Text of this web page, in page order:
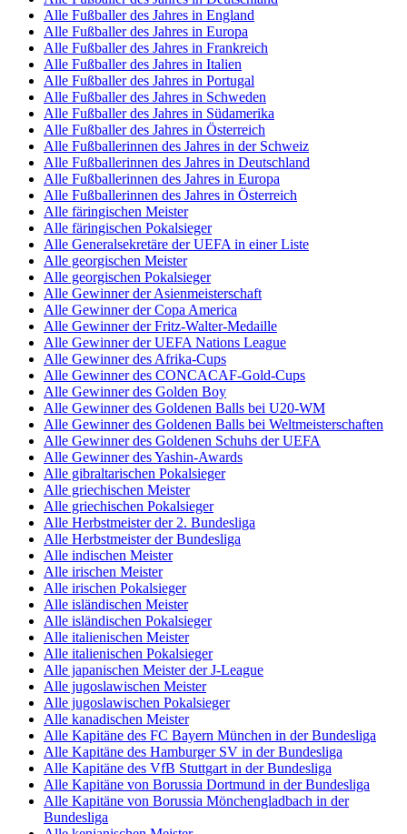
Alle Fußballer des Jahres in England
Alle Fußballer des Jahres in Europa
Alle Fußballer des Jahres in Frankreich
Alle Fußballer des Jahres in Italien
Alle Fußballer des Jahres in Portugal
Alle Fußballer des Jahres in Schweden
Alle Fußballer des Jahres in Südamerika
Alle Fußballer des Jahres in Österreich
Alle Fußballerinnen des Jahres in der Schweiz
Alle Fußballerinnen des Jahres in Deutschland
Alle Fußballerinnen des Jahres in Europa
Alle Fußballerinnen des Jahres in Österreich
Alle färingischen Meister
Alle färingischen Pokalsieger
Alle Generalsekretäre der UEFA in einer Liste
Alle georgischen Meister
Alle georgischen Pokalsieger
Alle Gewinner der Asienmeisterschaft
Alle Gewinner der Copa America
Alle Gewinner der Fritz-Walter-Medaille
Alle Gewinner der UEFA Nations League
Alle Gewinner des Afrika-Cups
Alle Gewinner des CONCACAF-Gold-Cups
Alle Gewinner des Golden Boy
Alle Gewinner des Goldenen Balls bei U20-WM
Alle Gewinner des Goldenen Balls bei Weltmeisterschaften
Alle Gewinner des Goldenen Schuhs der UEFA
Alle Gewinner des Yashin-Awards
Alle gibraltarischen Pokalsieger
Alle griechischen Meister
Alle griechischen Pokalsieger
Alle Herbstmeister der 2. Bundesliga
Alle Herbstmeister der Bundesliga
Alle indischen Meister
Alle irischen Meister
Alle irischen Pokalsieger
Alle isländischen Meister
Alle isländischen Pokalsieger
Alle italienischen Meister
Alle italienischen Pokalsieger
Alle japanischen Meister der J-League
Alle jugoslawischen Meister
Alle jugoslawischen Pokalsieger
Alle kanadischen Meister
Alle Kapitäne des FC Bayern München in der Bundesliga
Alle Kapitäne des Hamburger SV in der Bundesliga
Alle Kapitäne des VfB Stuttgart in der Bundesliga
Alle Kapitäne von Borussia Dortmund in der Bundesliga
Alle Kapitäne von Borussia Mönchengladbach in der
Bundesliga